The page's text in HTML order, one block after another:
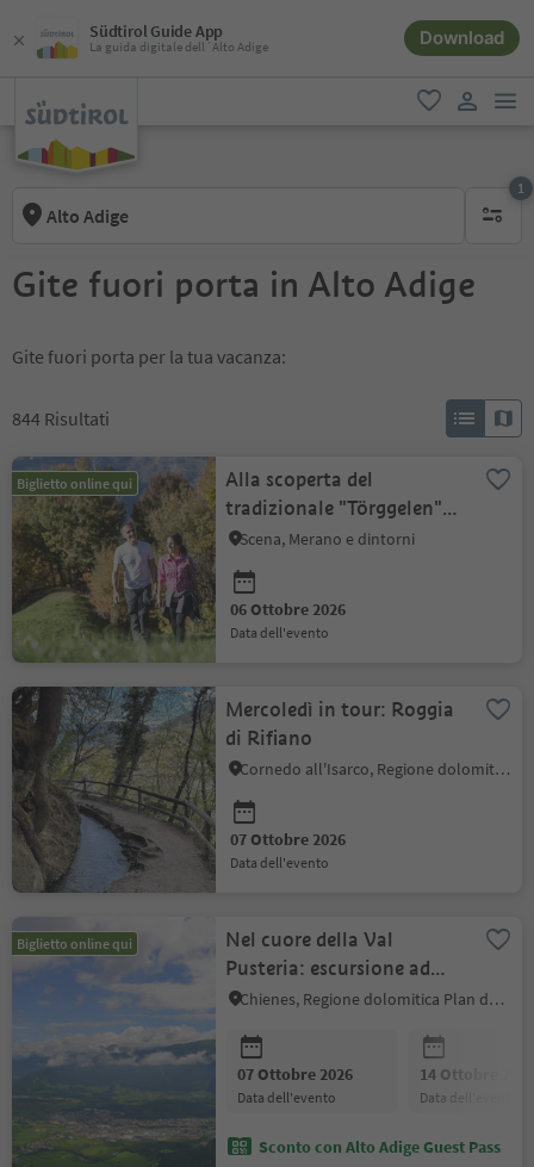
Südtirol Guide App
La guida digitale dell´Alto Adige Download
favoriti
Alto Adige
1
1 filtro
Gite fuori porta in Alto Adige
Gite fuori porta per la tua vacanza:
844 Risultati
Biglietto online qui
Alla scoperta del
tradizionale "Törggelen"
tirolese: escursione
guidata
Scena, Merano e dintorni
06 Ottobre 2026
data dell'evento
Mercoledì in tour: Roggia
di Rifiano
Cornedo all'Isarco, Regione dolomitica Val d'Ega
07 Ottobre 2026
data dell'evento
Biglietto online qui
Nel cuore della Val
Pusteria: escursione ad
anello all'Albero
Chienes, Regione dolomitica Plan de Corones
07 Ottobre 2026
data dell'evento
14 Ottobre 2026
data dell'evento
Sconto con Alto Adige Guest Pass